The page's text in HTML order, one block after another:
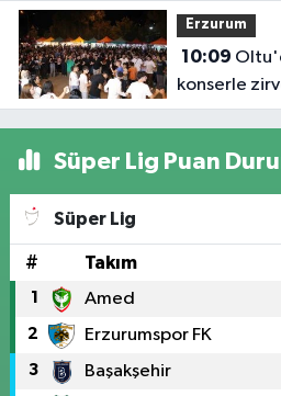
Erzurum
10:09
konserle
Süper Lig Puan
Süper Lig
# Takım
1 Amed
2 Erzurumspor FK
3 Başakşehir